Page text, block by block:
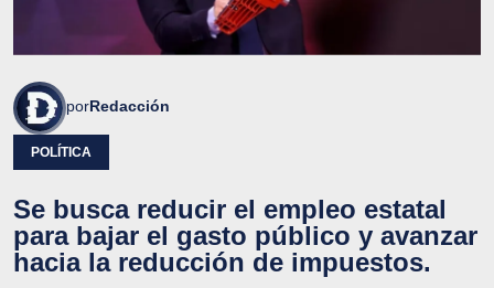
porRedacción
POLÍTICA
Se busca reducir el empleo estatal
para bajar el gasto público y avanzar
hacia la reducción de impuestos.